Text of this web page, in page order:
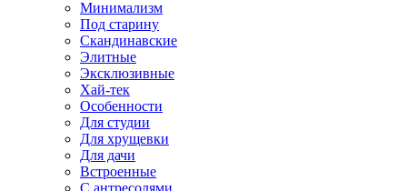
Минимализм
Под старину
Скандинавские
Элитные
Эксклюзивные
Хай-тек
Особенности
Для студии
Для хрущевки
Для дачи
Встроенные
С антресолями